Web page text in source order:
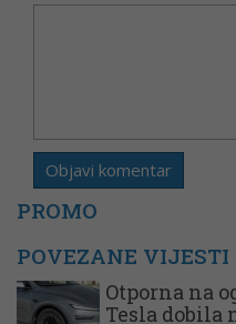
PROMO
POVEZANE VIJESTI
Otporna na
Tesla dobila